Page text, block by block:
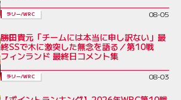
ラリー/WRC 08-05
勝田貴元「チームには本当に申し訳ない」最
終SSで木に激突した無念を語る／第10戦
フィンランド 最終日コメント集
ラリー/WRC 08-03